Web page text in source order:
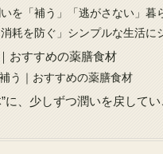
を「補う」「逃がさない」暮
耗を防ぐ」シンプルな生活に
おすすめの薬膳食材
う｜おすすめの薬膳食材
”に、少しずつ潤いを戻して